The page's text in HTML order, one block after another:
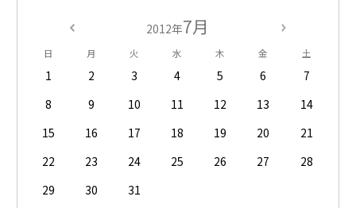
2012年7月
日 月 火 水 木 金 土
1 2 3 4 5 6
7
8
9 10 11 12 13
14
15
16 17 18 19 20
21
22
23 24 25 26 27
28
29
30 31